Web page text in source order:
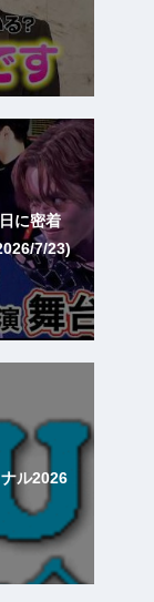
に密着
7/23)
ル2026